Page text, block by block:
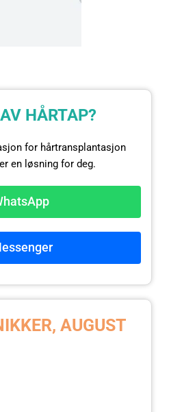
HÅRTAP?
for hårtransplantasjon
en løsning for deg.
AUGUST